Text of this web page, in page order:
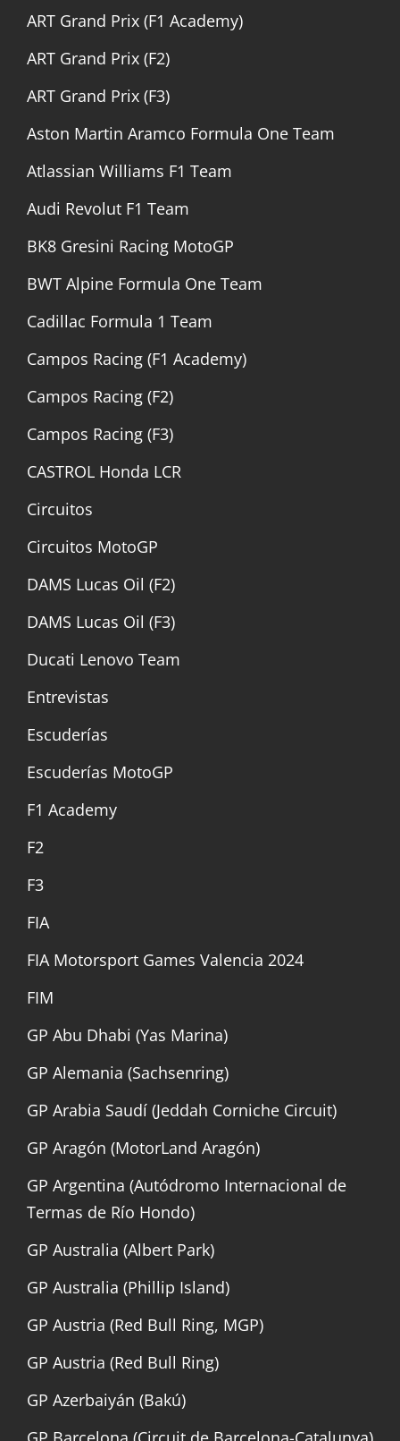
ART Grand Prix (F1 Academy)
ART Grand Prix (F2)
ART Grand Prix (F3)
Aston Martin Aramco Formula One Team
Atlassian Williams F1 Team
Audi Revolut F1 Team
BK8 Gresini Racing MotoGP
BWT Alpine Formula One Team
Cadillac Formula 1 Team
Campos Racing (F1 Academy)
Campos Racing (F2)
Campos Racing (F3)
CASTROL Honda LCR
Circuitos
Circuitos MotoGP
DAMS Lucas Oil (F2)
DAMS Lucas Oil (F3)
Ducati Lenovo Team
Entrevistas
Escuderías
Escuderías MotoGP
F1 Academy
F2
F3
FIA
FIA Motorsport Games Valencia 2024
FIM
GP Abu Dhabi (Yas Marina)
GP Alemania (Sachsenring)
GP Arabia Saudí (Jeddah Corniche Circuit)
GP Aragón (MotorLand Aragón)
GP Argentina (Autódromo Internacional de
Termas de Río Hondo)
GP Australia (Albert Park)
GP Australia (Phillip Island)
GP Austria (Red Bull Ring, MGP)
GP Austria (Red Bull Ring)
GP Azerbaiyán (Bakú)